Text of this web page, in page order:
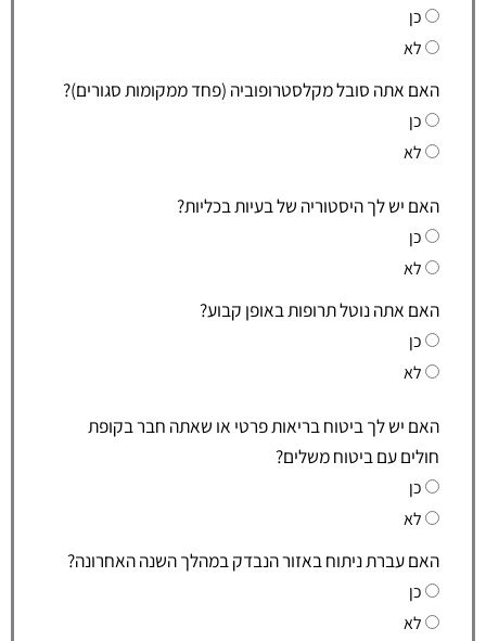
כן
לא
האם אתה סובל מקלסטרופוביה (פחד ממקומות סגורים)?
כן
לא
האם יש לך היסטוריה של בעיות בכליות?
כן
לא
האם אתה נוטל תרופות באופן קבוע?
כן
לא
האם יש לך ביטוח בריאות פרטי או שאתה חבר בקופת
חולים עם ביטוח משלים?
כן
לא
האם עברת ניתוח באזור הנבדק במהלך השנה האחרונה?
כן
לא